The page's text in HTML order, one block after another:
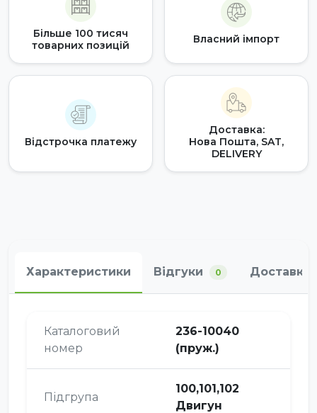
Більше 100 тисяч
товарних позицій
Власний імпорт
Відстрочка платежу
Доставка:
Нова Пошта, SAT,
DELIVERY
Характеристики Відгуки 0 Доставка
Каталоговий
номер
236-10040
(пруж.)
Підгрупа
100,101,102
Двигун